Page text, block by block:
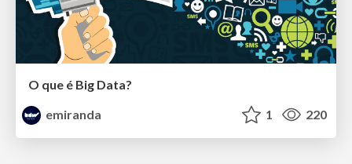
O que é Big Data?
emiranda
1 220